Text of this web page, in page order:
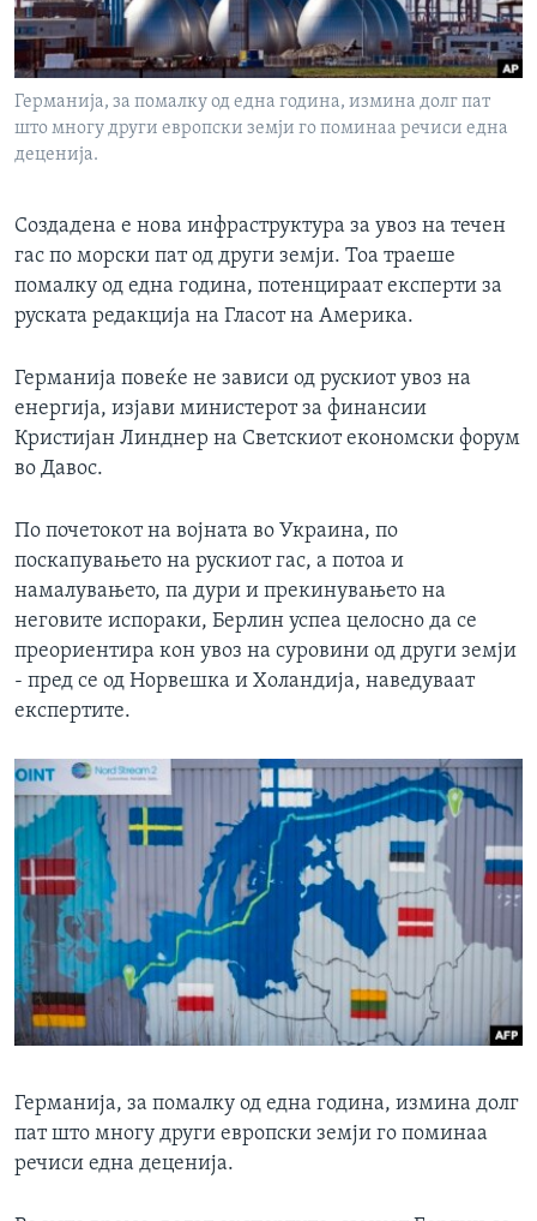
ИНТЕРВЈУА
Јазици
Германија, за помалку од една година, измина долг пат
што многу други европски земји го поминаа речиси една
деценија.
Создадена е нова инфраструктура за увоз на течен
гас по морски пат од други земји. Тоа траеше
помалку од една година, потенцираат експерти за
руската редакција на Гласот на Америка.
Германија повеќе не зависи од рускиот увоз на
енергија, изјави министерот за финансии
Кристијан Линднер на Светскиот економски форум
во Давос.
По почетокот на војната во Украина, по
поскапувањето на рускиот гас, а потоа и
намалувањето, па дури и прекинувањето на
неговите испораки, Берлин успеа целосно да се
преориентира кон увоз на суровини од други земји
- пред се од Норвешка и Холандија, наведуваат
експертите.
Германија, за помалку од една година, измина долг
пат што многу други европски земји го поминаа
речиси една деценија.